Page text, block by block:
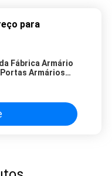
para
Fábrica Armário
Armários